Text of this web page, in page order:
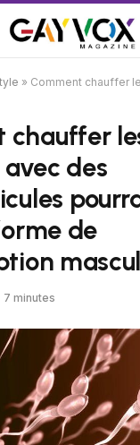
» Comment chauffer les testicules avec des nanoparticules
chauffer
des
de
7 minutes